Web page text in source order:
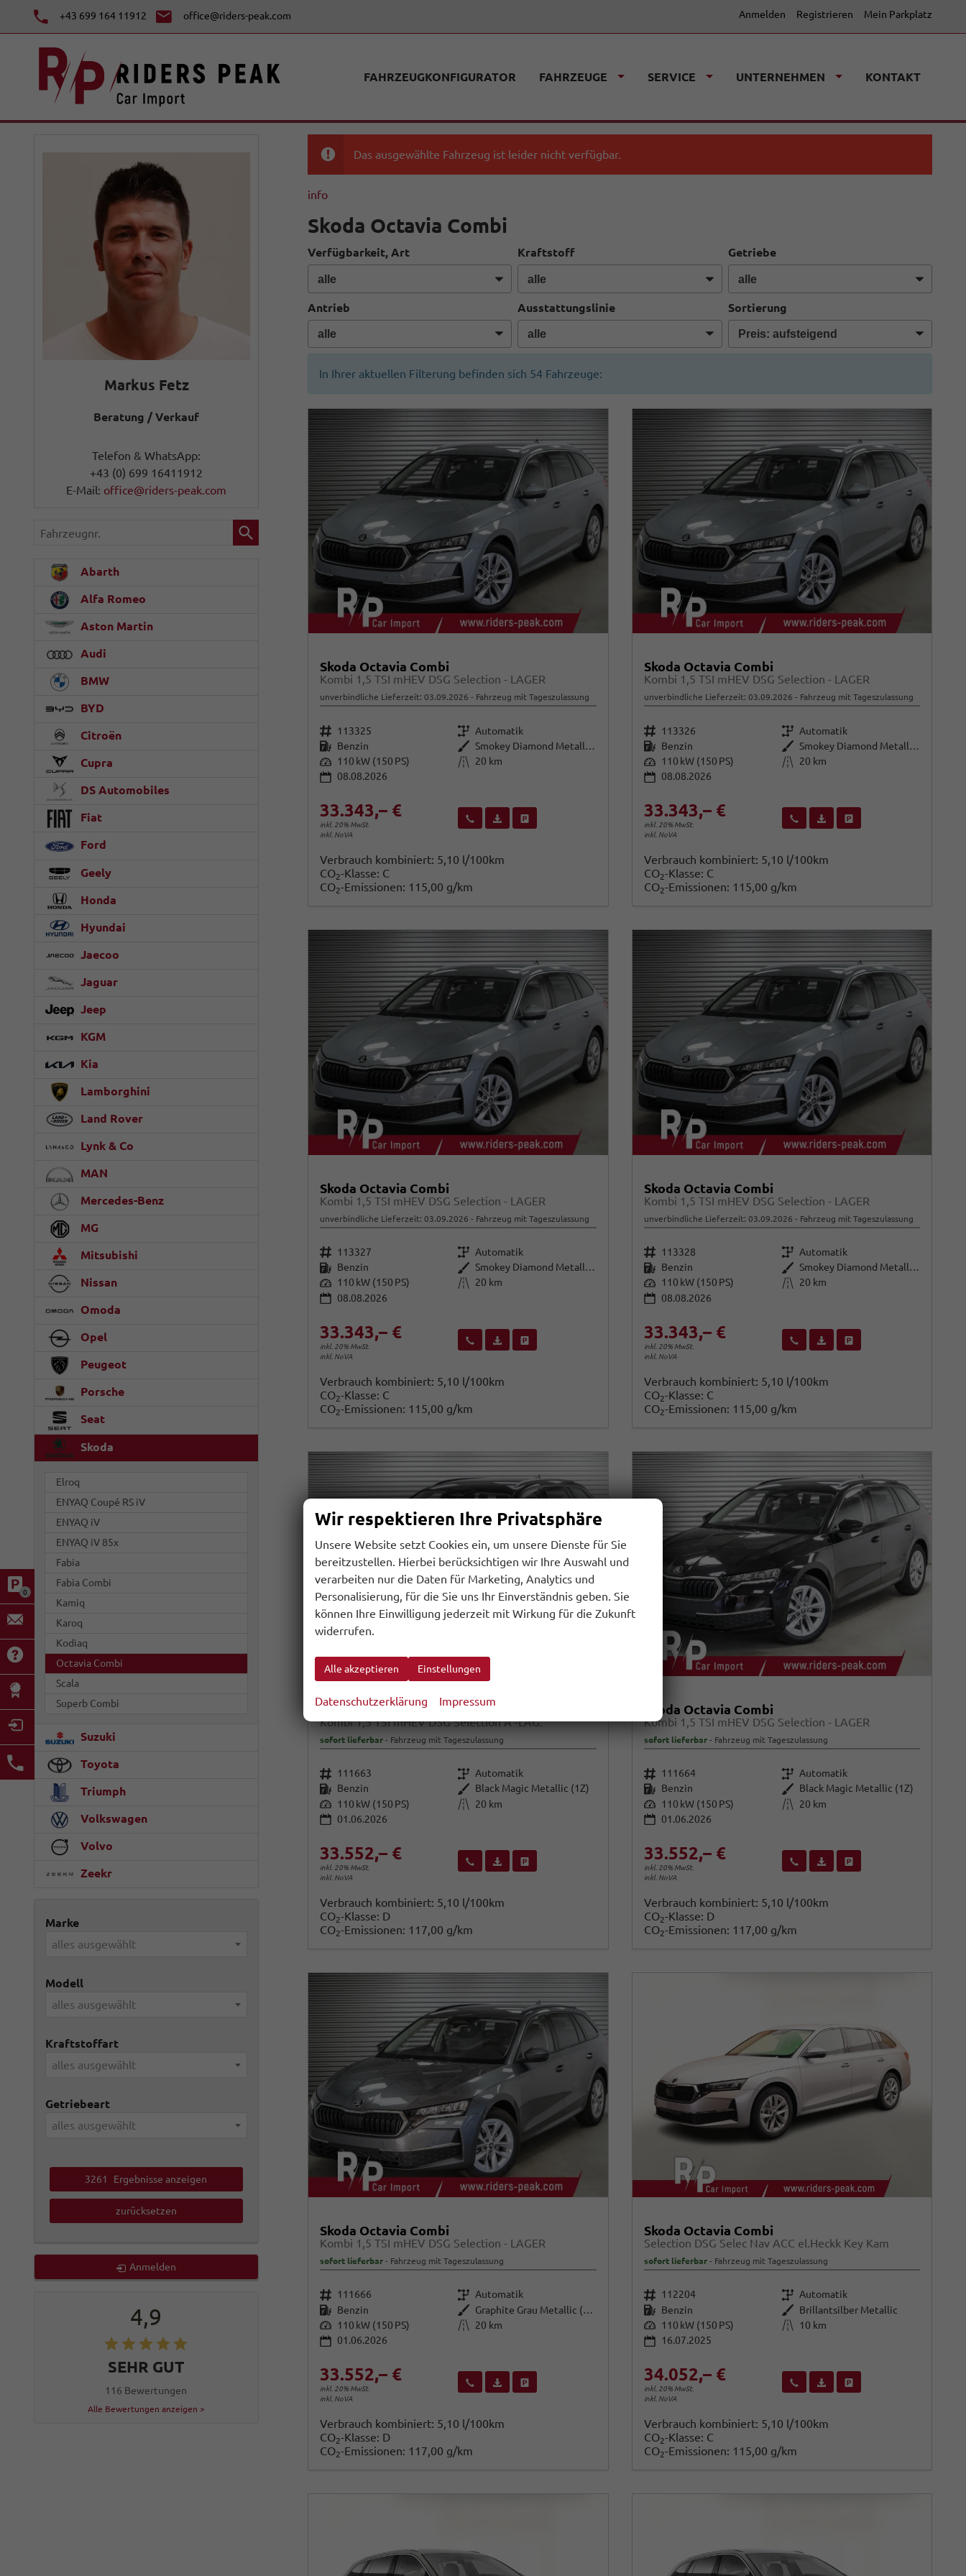
+43 699 164 11912 office@riders-peak.com Anmelden Registrieren Mein Parkplatz
0
FAHRZEUGKONFIGURATOR FAHRZEUGE SERVICE UNTERNEHMEN KONTAKT
Das ausgewählte Fahrzeug ist leider nicht verfügbar.
info
Skoda Octavia Combi
Verfügbarkeit, Art Kraftstoff Getriebe
Antrieb Ausstattungslinie Sortierung
In Ihrer aktuellen Filterung befinden sich 54 Fahrzeuge:
Skoda Octavia Combi
Kombi 1,5 TSI mHEV DSG Selection - LAGER
unverbindliche Lieferzeit:03.09.2026 Fahrzeug mit Tageszulassung
Fahrzeugnr. 113325 Getriebe Automatik
Kraftstoff Benzin Außenfarbe
Smokey Diamond Metallic ()
Leistung 110 kW (150 PS) Kilometerstand 20 km
08.08.2026
33.343,– €
inkl. 20% MwSt.
inkl. NoVA
Wir rufen Sie anFahrzeugexposé (PDF)
Verbrauch kombiniert: 5,10 l/100km
CO2-Klasse: C
CO2-Emissionen: 115,00 g/km
Skoda Octavia Combi
Kombi 1,5 TSI mHEV DSG Selection - LAGER
unverbindliche Lieferzeit: 03.09.2026 Fahrzeug mit Tageszulassung
Fahrzeugnr. 113326 Getriebe Automatik
Kraftstoff Benzin Außenfarbe
Smokey Diamond Metallic ()
Leistung 110 kW (150 PS) Kilometerstand
20 km
08.08.2026
33.343,– €
inkl. 20% MwSt.
inkl. NoVA
Wir rufen Sie anFahrzeugexposé (PDF)
Fahrzeug parken
Verbrauch kombiniert: 5,10 l/100km
CO2-Klasse: C
CO2-Emissionen: 115,00 g/km
Skoda Octavia Combi
Kombi 1,5 TSI mHEV DSG Selection - LAGER
unverbindliche Lieferzeit:03.09.2026 Fahrzeug mit Tageszulassung
Fahrzeugnr. 113327 Getriebe Automatik
Kraftstoff Benzin Außenfarbe
Smokey Diamond Metallic ()
Leistung 110 kW (150 PS) Kilometerstand 20 km
08.08.2026
33.343,– €
inkl. 20% MwSt.
inkl. NoVA
Wir rufen Sie anFahrzeugexposé (PDF)
Verbrauch kombiniert: 5,10 l/100km
CO2-Klasse: C
CO2-Emissionen: 115,00 g/km
Skoda Octavia Combi
Kombi 1,5 TSI mHEV DSG Selection - LAGER
unverbindliche Lieferzeit: 03.09.2026 Fahrzeug mit Tageszulassung
Fahrzeugnr. 113328 Getriebe Automatik
Kraftstoff Benzin Außenfarbe
Smokey Diamond Metallic ()
Leistung 110 kW (150 PS) Kilometerstand
20 km
08.08.2026
33.343,– €
inkl. 20% MwSt.
inkl. NoVA
Wir rufen Sie anFahrzeugexposé (PDF)
Fahrzeug parken
Verbrauch kombiniert: 5,10 l/100km
CO2-Klasse: C
CO2-Emissionen: 115,00 g/km
Skoda Octavia Combi
Kombi 1,5 TSI mHEV DSG Selection A -LAG.
sofort lieferbar Fahrzeug mit Tageszulassung
Fahrzeugnr. 111663 Getriebe Automatik
Kraftstoff Benzin Außenfarbe Black Magic Metallic (1Z)
Leistung 110 kW (150 PS) Kilometerstand 20 km
01.06.2026
33.552,– €
inkl. 20% MwSt.
inkl. NoVA
Wir rufen Sie anFahrzeugexposé (PDF)
Verbrauch kombiniert: 5,10 l/100km
CO2-Klasse: D
CO2-Emissionen: 117,00 g/km
Skoda Octavia Combi
Kombi 1,5 TSI mHEV DSG Selection - LAGER
sofort lieferbar Fahrzeug mit Tageszulassung
Fahrzeugnr. 111664 Getriebe Automatik
Kraftstoff Benzin Außenfarbe Black Magic Metallic (1Z)
Leistung 110 kW (150 PS) Kilometerstand
20 km
01.06.2026
33.552,– €
inkl. 20% MwSt.
inkl. NoVA
Wir rufen Sie anFahrzeugexposé (PDF)
Fahrzeug parken
Verbrauch kombiniert: 5,10 l/100km
CO2-Klasse: D
CO2-Emissionen: 117,00 g/km
Skoda Octavia Combi
Kombi 1,5 TSI mHEV DSG Selection - LAGER
sofort lieferbar Fahrzeug mit Tageszulassung
Fahrzeugnr. 111666 Getriebe Automatik
Kraftstoff Benzin Außenfarbe
Graphite Grau Metallic (5X)
Leistung 110 kW (150 PS) Kilometerstand 20 km
01.06.2026
33.552,– €
inkl. 20% MwSt.
inkl. NoVA
Wir rufen Sie anFahrzeugexposé (PDF)
Verbrauch kombiniert: 5,10 l/100km
CO2-Klasse: D
CO2-Emissionen: 117,00 g/km
Skoda Octavia Combi
Selection DSG Selec Nav ACC el.Heckk Key Kam
sofort lieferbar Fahrzeug mit Tageszulassung
Fahrzeugnr. 112204 Getriebe Automatik
Kraftstoff Benzin Außenfarbe Brillantsilber Metallic
Leistung 110 kW (150 PS) Kilometerstand
10 km
16.07.2025
34.052,– €
inkl. 20% MwSt.
inkl. NoVA
Wir rufen Sie anFahrzeugexposé (PDF)
Fahrzeug parken
Verbrauch kombiniert: 5,10 l/100km
CO2-Klasse: C
CO2-Emissionen: 115,00 g/km
Markus Fetz
Beratung / Verkauf
Telefon & WhatsApp:
+43 (0) 699 16411912
E-Mail: office@riders-peak.com
Fahrzeugnr.
Abarth
Alfa Romeo
Aston Martin
Audi
BMW
BYD
Citroën
Cupra
DS Automobiles
Fiat
Ford
Geely
Honda
Hyundai
Jaecoo
Jaguar
Jeep
KGM
Kia
Lamborghini
Land Rover
Lynk & Co
MAN
Mercedes-Benz
MG
Mitsubishi
Nissan
Omoda
Opel
Peugeot
Porsche
Seat
Skoda
Elroq
ENYAQ Coupé RS iV
ENYAQ iV
ENYAQ iV 85x
Fabia
Fabia Combi
Kamiq
Karoq
Kodiaq
Octavia Combi
Scala
Superb Combi
Suzuki
Toyota
Triumph
Volkswagen
Volvo
Zeekr
Marke
alles ausgewählt
Modell
alles ausgewählt
Kraftstoffart
alles ausgewählt
Getriebeart
alles ausgewählt
3261 Ergebnisse anzeigen
zurücksetzen
Anmelden
4,9
SEHR GUT
116 Bewertungen
Alle Bewertungen anzeigen >
Wir respektieren Ihre Privatsphäre
Unsere Website setzt Cookies ein, um unsere Dienste für Sie
bereitzustellen. Hierbei berücksichtigen wir Ihre Auswahl und
verarbeiten nur die Daten für Marketing, Analytics und
Personalisierung, für die Sie uns Ihr Einverständnis geben. Sie
können Ihre Einwilligung jederzeit mit Wirkung für die Zukunft
widerrufen.
Alle akzeptieren Einstellungen
Datenschutzerklärung Impressum